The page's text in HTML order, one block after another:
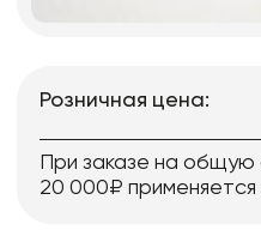
Розничная цена:
При заказе на общую
20 000₽ применяется